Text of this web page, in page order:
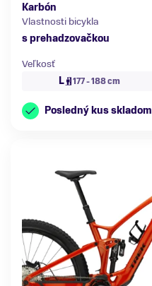
Karbón
Vlastnosti bicykla
s prehadzovačkou
Veľkosť
L
177 - 188 cm
Posledný kus skladom